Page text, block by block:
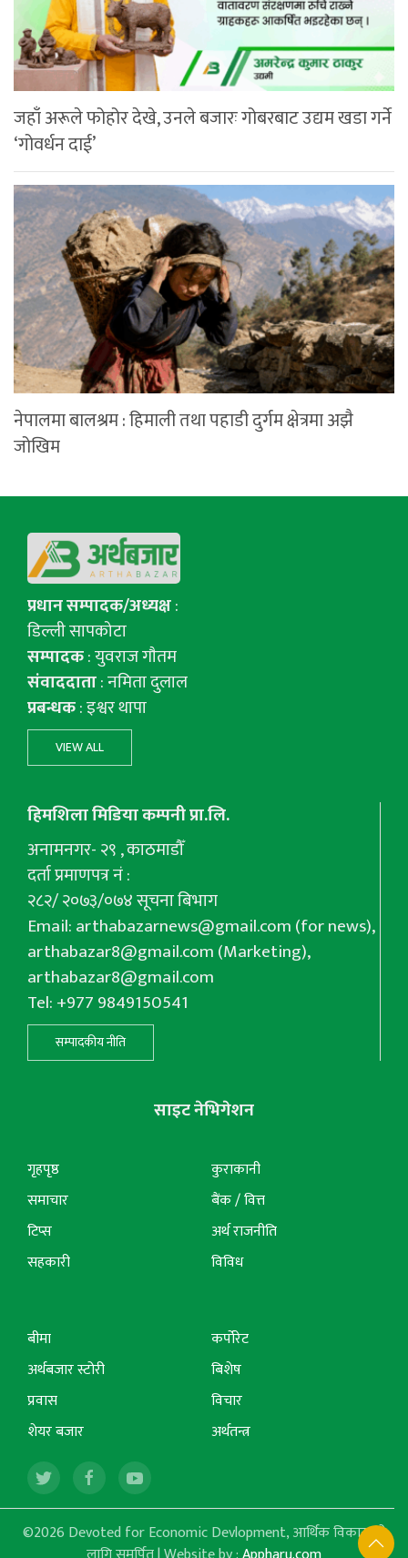
जहाँ अरूले फोहोर देखे, उनले बजारः गोबरबाट उद्यम खडा गर्ने
‘गोवर्धन दाई’
नेपालमा बालश्रम : हिमाली तथा पहाडी दुर्गम क्षेत्रमा अझै
जोखिम
प्रधान सम्पादक/अध्यक्ष:
डिल्ली सापकोटा
सम्पादक: युवराज गाैतम
संवाददाता: नमिता दुलाल
प्रबन्धक: इश्वर थापा
VIEW ALL
हिमशिला मिडिया कम्पनी प्रा.लि.
अनामनगर- २९ , काठमाडौँ
दर्ता प्रमाणपत्र नं :
२८२/ २०७३/०७४ सूचना बिभाग
Email:arthabazarnews@gmail.com(for news),
arthabazar8@gmail.com(Marketing),
arthabazar8@gmail.com
Tel: +977 9849150541
सम्पादकीय नीति
साइट नेभिगेशन
गृहपृष्ठ
समाचार
टिप्स
सहकारी
कुराकानी
बैंक / वित्त
अर्थ राजनीति
विविध
बीमा
अर्थबजार स्टोरी
प्रवास
शेयर बजार
कर्पोरेट
बिशेष
विचार
अर्थतन्त्र
©2026 Devoted for Economic Devlopment, आर्थिक विकासको